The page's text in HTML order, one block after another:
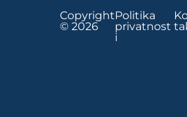
Copyright
© 2026
Politika
privatnost
i